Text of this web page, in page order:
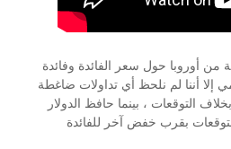
من أوروبا حول سعر الفائدة وفائدة
إلا أننا لم نلحظ أي تداولات ضاغطة
التوقعات ، بينما حافظ الدولار
بقرب خفض آخر للفائدة